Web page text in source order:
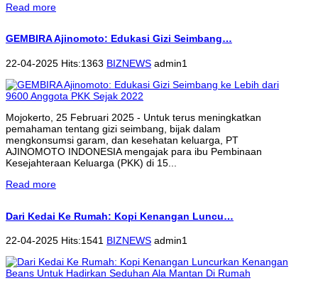
Read more
GEMBIRA Ajinomoto: Edukasi Gizi Seimbang…
22-04-2025 Hits:1363 BIZNEWS admin1
Mojokerto, 25 Februari 2025 - Untuk terus meningkatkan
pemahaman tentang gizi seimbang, bijak dalam
mengkonsumsi garam, dan kesehatan keluarga, PT
AJINOMOTO INDONESIA mengajak para ibu Pembinaan
Kesejahteraan Keluarga (PKK) di 15...
Read more
Dari Kedai Ke Rumah: Kopi Kenangan Luncu…
22-04-2025 Hits:1541 BIZNEWS admin1